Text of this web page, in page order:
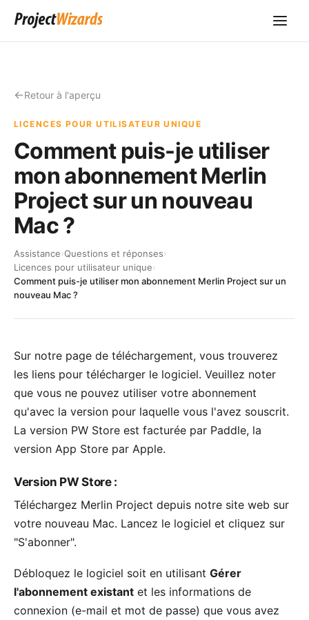
Retour à l'aperçu
LICENCES POUR UTILISATEUR UNIQUE
Comment puis-je utiliser
mon abonnement Merlin
Project sur un nouveau
Mac ?
Assistance›Questions et réponses›
Licences pour utilisateur unique›
Comment puis-je utiliser mon abonnement Merlin Project sur un
nouveau Mac ?
Sur notre page de téléchargement, vous trouverez
les liens pour télécharger le logiciel. Veuillez noter
que vous ne pouvez utiliser votre abonnement
qu'avec la version pour laquelle vous l'avez souscrit.
La version PW Store est facturée par Paddle, la
version App Store par Apple.
Version PW Store:
Téléchargez Merlin Project depuis notre site web sur
votre nouveau Mac. Lancez le logiciel et cliquez sur
"S'abonner".
Débloquez le logiciel soit en utilisant Gérer
l'abonnement existant et les informations de
connexion (e-mail et mot de passe) que vous avez